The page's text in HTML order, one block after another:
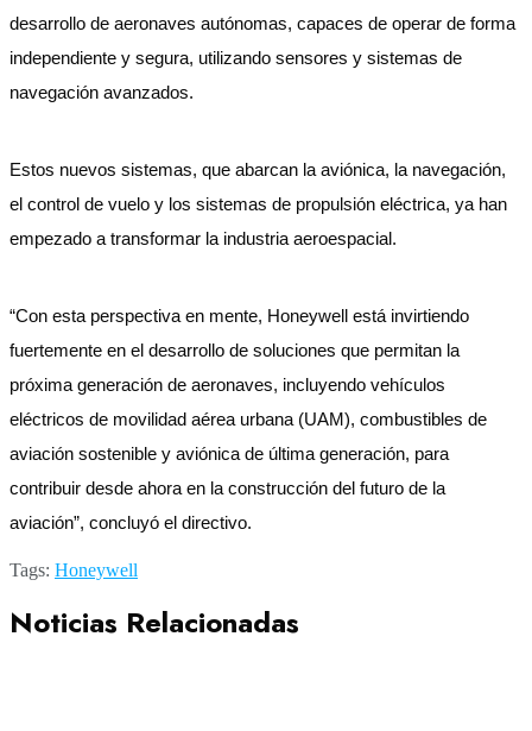
desarrollo de aeronaves autónomas, capaces de operar de forma
independiente y segura, utilizando sensores y sistemas de
navegación avanzados.
Estos nuevos sistemas, que abarcan la aviónica, la navegación,
el control de vuelo y los sistemas de propulsión eléctrica, ya han
empezado a transformar la industria aeroespacial.
“Con esta perspectiva en mente, Honeywell está invirtiendo
fuertemente en el desarrollo de soluciones que permitan la
próxima generación de aeronaves, incluyendo vehículos
eléctricos de movilidad aérea urbana (UAM), combustibles de
aviación sostenible y aviónica de última generación, para
contribuir desde ahora en la construcción del futuro de la
aviación”, concluyó el directivo.
Tags: Honeywell
Noticias Relacionadas